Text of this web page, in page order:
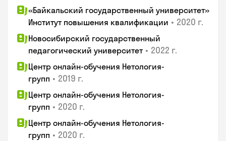
«Байкальский государственный университет»
Институт повышения квалификации • 2020 г.
Новосибирский государственный
педагогический университет • 2022 г.
Центр онлайн-обучения Нетология-
групп • 2019 г.
Центр онлайн-обучения Нетология-
групп • 2020 г.
Центр онлайн-обучения Нетология-
групп • 2020 г.